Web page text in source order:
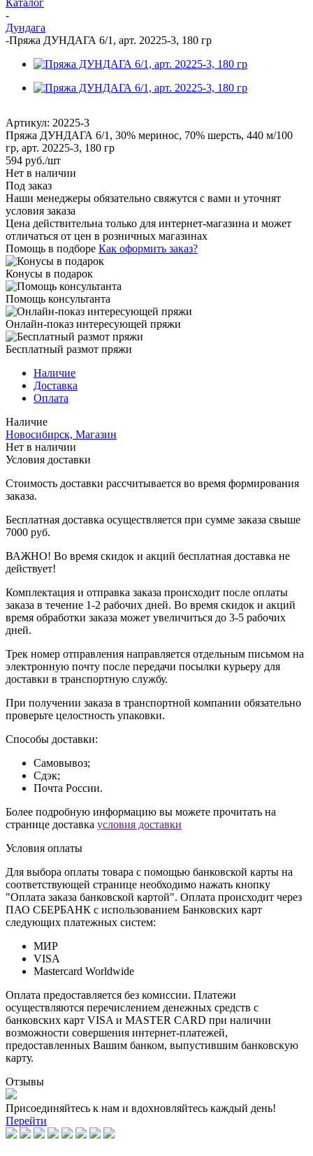
-
Дундага
-Пряжа ДУНДАГА 6/1, арт. 20225-3, 180 гр
Артикул: 20225-3
Пряжа ДУНДАГА 6/1, 30% меринос, 70% шерсть, 440 м/100
гр, арт. 20225-3, 180 гр
594 руб./шт
Нет в наличии
Под заказ
Наши менеджеры обязательно свяжутся с вами и уточнят
условия заказа
Цена действительна только для интернет-магазина и может
отличаться от цен в розничных магазинах
Помощь в подборе Как оформить заказ?
Конусы в подарок
Помощь консультанта
Онлайн-показ интересующей пряжи
Бесплатный размот пряжи
Наличие
Доставка
Оплата
Наличие
Новосибирск, Магазин
Нет в наличии
Условия доставки
Стоимость доставки рассчитывается во время формирования
заказа.
Бесплатная доставка осуществляется при сумме заказа свыше
7000 руб.
ВАЖНО! Во время скидок и акций бесплатная доставка не
действует!
Комплектация и отправка заказа происходит после оплаты
заказа в течение 1-2 рабочих дней. Во время скидок и акций
время обработки заказа может увеличиться до 3-5 рабочих
дней.
Трек номер отправления направляется отдельным письмом на
электронную почту после передачи посылки курьеру для
доставки в транспортную службу.
При получении заказа в транспортной компании обязательно
проверьте целостность упаковки.
Способы доставки:
Самовывоз;
Сдэк;
Почта России.
Более подробную информацию вы можете прочитать на
странице доставка условия доставки
Условия оплаты
Для выбора оплаты товара с помощью банковской карты на
соответствующей странице необходимо нажать кнопку
"Оплата заказа банковской картой". Оплата происходит через
ПАО СБЕРБАНК с использованием Банковских карт
следующих платежных систем:
МИР
VISA
Mastercard Worldwide
Оплата предоставляется без комиссии. Платежи
осуществляются перечислением денежных средств с
банковских карт VISA и MASTER CARD при наличии
возможности совершения интернет-платежей,
предоставленных Вашим банком, выпустившим банковскую
карту.
Отзывы
Присоединяйтесь к нам и вдохновляйтесь каждый день!
Перейти